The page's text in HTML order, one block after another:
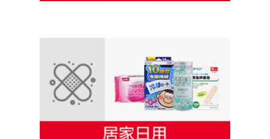
S-SELECT 口腔清潔